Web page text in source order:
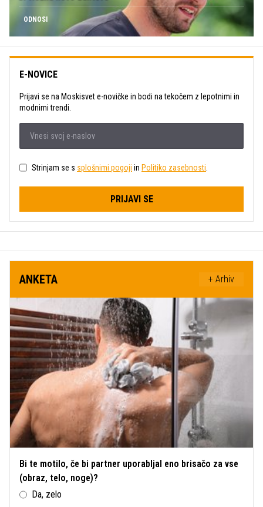
ODNOSI
E-NOVICE
Prijavi se na Moskisvet e-novičke in bodi na tekočem z lepotnimi in
modnimi trendi.
Strinjam se s splošnimi pogoji in Politiko zasebnosti
PRIJAVI SE
ANKETA + Arhiv
Bi te motilo, če bi partner uporabljal eno brisačo za vse
(obraz, telo, noge)?
Da, zelo